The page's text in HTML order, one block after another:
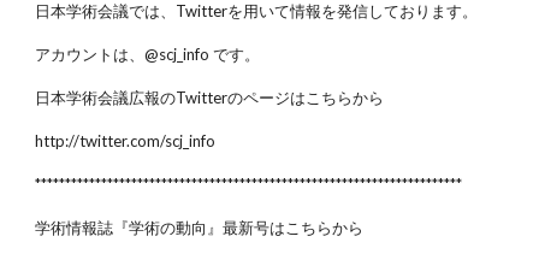
日本学術会議では、Twitterを用いて情報を発信しております。
アカウントは、@scj_info です。
日本学術会議広報のTwitterのページはこちらから
http://twitter.com/scj_info
***********************************************************************
学術情報誌『学術の動向』最新号はこちらから